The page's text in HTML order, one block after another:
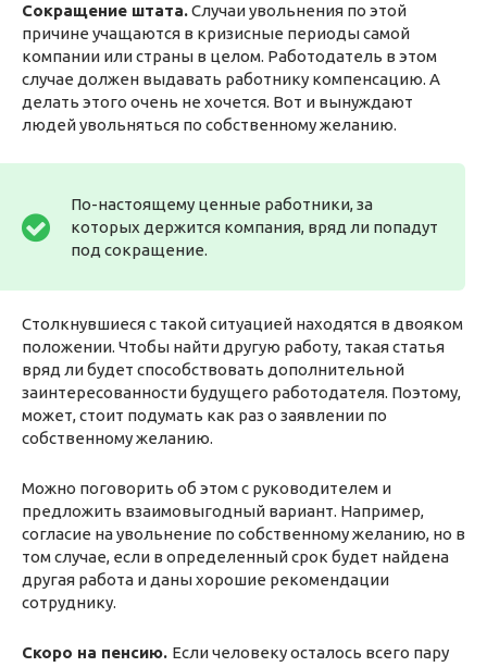
Сокращение штата.Случаи увольнения по этой
причине учащаются в кризисные периоды самой
компании или страны в целом. Работодатель в этом
случае должен выдавать работнику компенсацию. А
делать этого очень не хочется. Вот и вынуждают
людей увольняться по собственному желанию.
По-настоящему ценные работники, за
которых держится компания, вряд ли попадут
под сокращение.
Столкнувшиеся с такой ситуацией находятся в двояком
положении. Чтобы найти другую работу, такая статья
вряд ли будет способствовать дополнительной
заинтересованности будущего работодателя. Поэтому,
может, стоит подумать как раз о заявлении по
собственному желанию.
Можно поговорить об этом с руководителем и
предложить взаимовыгодный вариант. Например,
согласие на увольнение по собственному желанию, но в
том случае, если в определенный срок будет найдена
другая работа и даны хорошие рекомендации
сотруднику.
Скоро на пенсию. Если человеку осталось всего пару